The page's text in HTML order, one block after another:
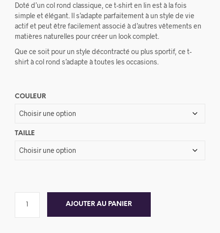
Doté d’un col rond classique, ce t-shirt en lin est à la fois
simple et élégant. Il s’adapte parfaitement à un style de vie
actif et peut être facilement associé à d’autres vêtements en
matières naturelles pour créer un look complet.
Que ce soit pour un style décontracté ou plus sportif, ce t-
shirt à col rond s’adapte à toutes les occasions.
COULEUR
TAILLE
AJOUTER AU PANIER